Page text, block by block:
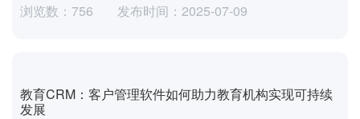
浏览数：756 发布时间：2025-07-09
教育CRM：客户管理软件如何助力教育机构实现可持续
发展